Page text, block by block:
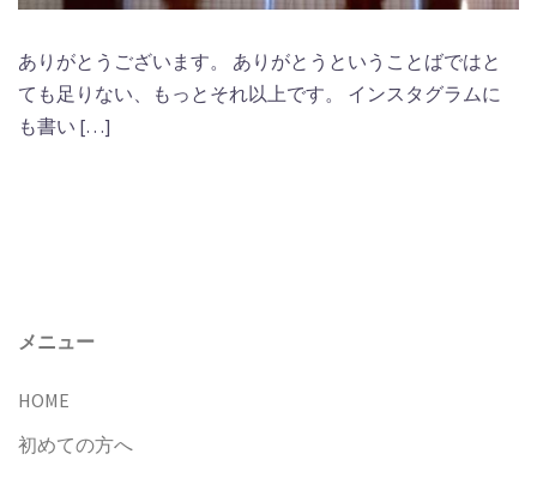
ありがとうございます。 ありがとうということばではと
ても足りない、もっとそれ以上です。 インスタグラムに
も書い […]
メニュー
HOME
初めての方へ